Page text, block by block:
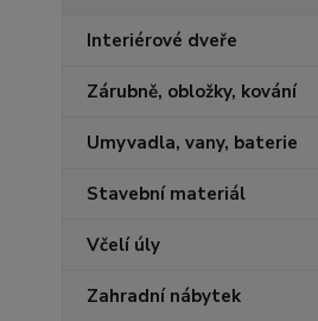
Interiérové dveře
Zárubně, obložky, kování
Umyvadla, vany, baterie
Stavební materiál
Včelí úly
Zahradní nábytek